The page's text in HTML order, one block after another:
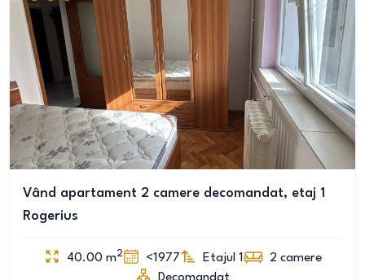
Vând apartament 2 camere decomandat, etaj 1
Rogerius
40.00 m2 <1977 Etajul 1 2 camere